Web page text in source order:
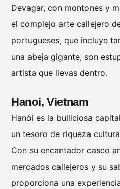
Devagar, con montones y
el complejo arte callejero
portugueses, que incluye
una abeja gigante, son
artista que llevas dentro.
Hanoi, Vietnam
Hanói es la bulliciosa
un tesoro de riqueza
Con su encantador casco
mercados callejeros y su
proporciona una